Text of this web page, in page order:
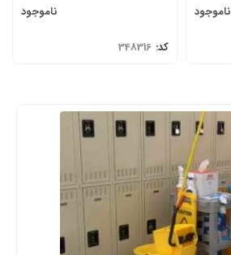
ناموجود ناموجود
کد: 348316